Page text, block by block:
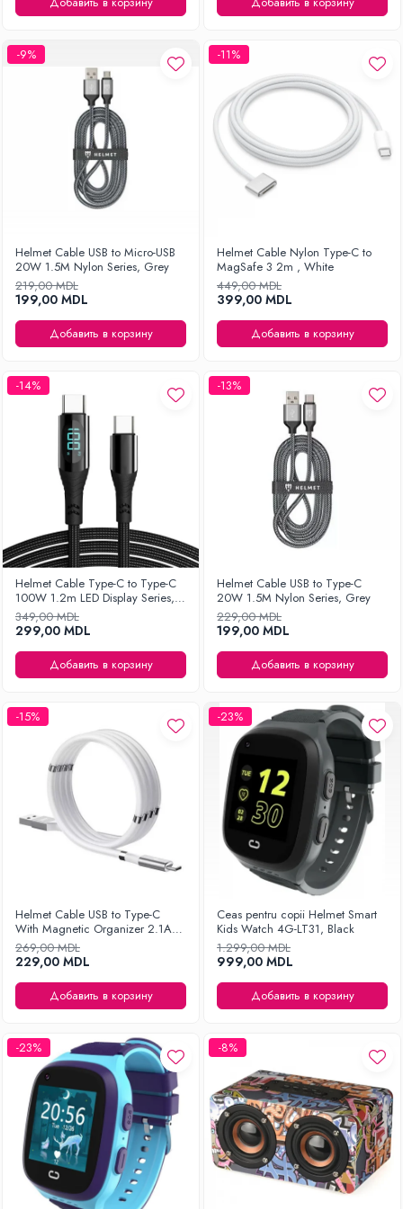
Уход за одеждой
Отпариватель для одежды
-9%
Helmet Cable USB to Micro-USB
20W 1.5M Nylon Series, Grey
219,00 MDL
199,00 MDL
Добавить в корзину
-11%
Helmet Cable Nylon Type-C to
MagSafe 3 2m , White
449,00 MDL
399,00 MDL
Добавить в корзину
-14%
Helmet Cable Type-C to Type-C
100W 1.2m LED Display Series,
Black
349,00 MDL
299,00 MDL
Добавить в корзину
-13%
Helmet Cable USB to Type-C
20W 1.5M Nylon Series, Grey
229,00 MDL
199,00 MDL
Добавить в корзину
-15%
Helmet Cable USB to Type-C
With Magnetic Organizer 2.1A
1m, White
269,00 MDL
229,00 MDL
Добавить в корзину
-23%
Ceas pentru copii Helmet Smart
Kids Watch 4G-LT31, Black
1.299,00 MDL
999,00 MDL
Добавить в корзину
-23% -8%